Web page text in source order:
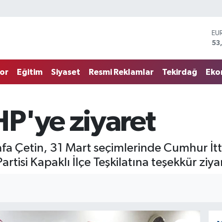
Eğitim Siyaset Resmi Reklamlar Tekirdağ
ziyaret
Çetin, 31 Mart seçimlerinde Cumhur
Kapaklı İlçe Teşkilatına teşekkür